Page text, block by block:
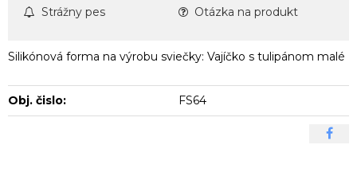
Strážny pes Otázka na produkt
Silikónová forma na výrobu sviečky: Vajíčko s tulipánom malé
Obj. čislo: FS64